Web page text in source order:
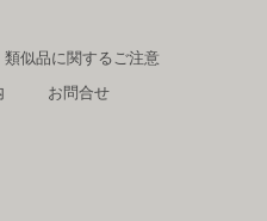
類似品に関するご注意
お問合せ